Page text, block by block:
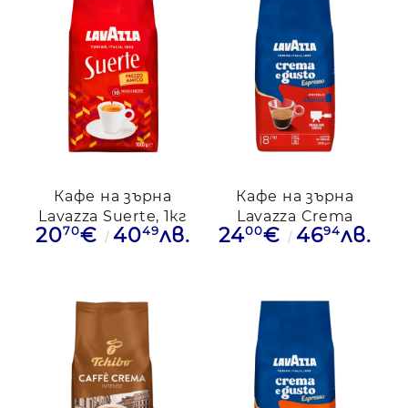
Кафе на зърна
Lavazza Suerte, 1кг
2070€ 4049лв.
Кафе на зърна
Lavazza Crema
Gusto Classico, 1кг
2400€ 4694лв.